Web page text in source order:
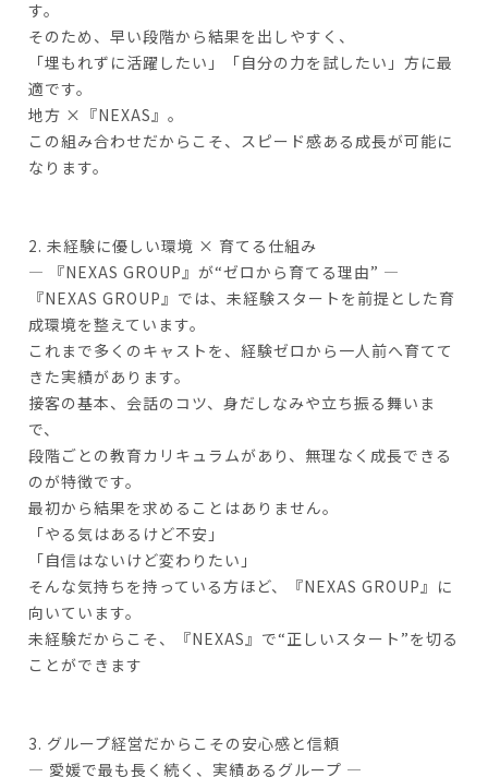
す。
そのため、早い段階から結果を出しやすく、
「埋もれずに活躍したい」「自分の力を試したい」方に最
適です。
地方 ×『NEXAS』。
この組み合わせだからこそ、スピード感ある成長が可能に
なります。
2. 未経験に優しい環境 × 育てる仕組み
― 『NEXAS GROUP』が“ゼロから育てる理由” ―
『NEXAS GROUP』では、未経験スタートを前提とした育
成環境を整えています。
これまで多くのキャストを、経験ゼロから一人前へ育てて
きた実績があります。
接客の基本、会話のコツ、身だしなみや立ち振る舞いま
で、
段階ごとの教育カリキュラムがあり、無理なく成長できる
のが特徴です。
最初から結果を求めることはありません。
「やる気はあるけど不安」
「自信はないけど変わりたい」
そんな気持ちを持っている方ほど、『NEXAS GROUP』に
向いています。
未経験だからこそ、『NEXAS』で“正しいスタート”を切る
ことができます
3. グループ経営だからこその安心感と信頼
― 愛媛で最も長く続く、実績あるグループ ―